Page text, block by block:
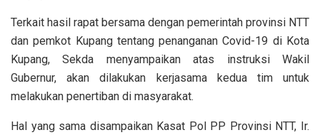
Terkait hasil rapat bersama dengan pemerintah provinsi NTT
dan pemkot Kupang tentang penanganan Covid-19 di Kota
Kupang, Sekda menyampaikan atas instruksi Wakil
Gubernur, akan dilakukan kerjasama kedua tim untuk
melakukan penertiban di masyarakat.
Hal yang sama disampaikan Kasat Pol PP Provinsi NTT, Ir.